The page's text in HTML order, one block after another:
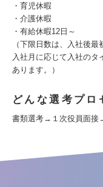
・育児休暇
・介護休暇
・有給休暇12日～
（下限日数は、入社後
入社月に応じて入社のタ
あります。）
どんな選考プロ
書類選考→１次役員面